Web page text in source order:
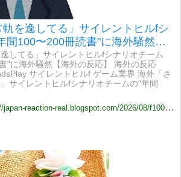
を逸してる」サイレントヒルfシ
間100〜200冊読書"に海外騒然
してる」サイレントヒルfシナリオチーム
"に海外騒然【海外の反応】 海外の反応
サイレントヒルf ゲーム業界 海外「さ
サイレントヒルfシナリオチームの"年間
reaction-real.blogspot.com/2026/08/f100200.html